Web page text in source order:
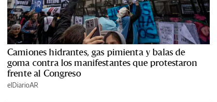
Camiones hidrantes, gas pimienta y balas de
goma contra los manifestantes que protestaron
frente al Congreso
elDiarioAR